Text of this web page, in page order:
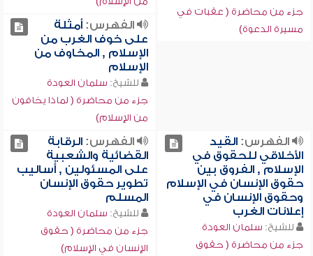
جزء من محاضرة ( عقبات في
مسيرة الدعوة)
الفهرس:أمثلة
على خوف الغرب من
الإسلام , المخاوف من
الإسلام
للشيخ: سلمان العودة
جزء من محاضرة ( لماذا يخافون
من الإسلام)
الفهرس:القيد
الأخلاقي للحقوق في
الإسلام , الفروق بين
حقوق الإنسان في الإسلام
وحقوق الإنسان في
إعلانات الغرب
للشيخ: سلمان العودة
جزء من محاضرة ( حقوق
الفهرس:الرقابة
القضائية والشعبية
على المسئولين , أساليب
تطوير حقوق الإنسان
المسلم
للشيخ: سلمان العودة
جزء من محاضرة ( حقوق
الإنسان في الإسلام)